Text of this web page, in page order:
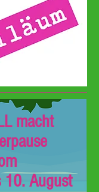
macht
10. August